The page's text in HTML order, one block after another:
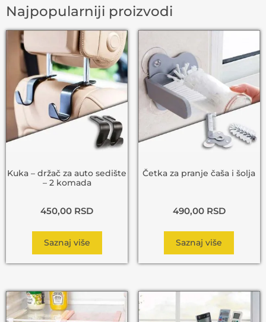
Najpopularniji proizvodi
Kuka – držač za auto sedište
– 2 komada
450,00 RSD
Saznaj više
Četka za pranje čaša i šolja
490,00 RSD
Saznaj više